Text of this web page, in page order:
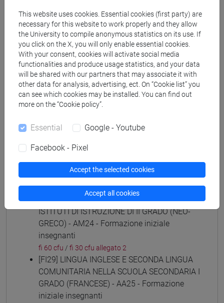
insegnanti
fi 60 cfu/ fi 30 cfu allegato 2
[FI25] LINGUE E CULTURE STRANIERE NEGLI
ISTITUTI DI ISTRUZIONE DI II GRADO
(PORTOGHESE) - AN24 - Formazione iniziale
insegnanti
fi 60 cfu /fi 30 cfu allegato 2
[FI26] LINGUA E CULTURA STRANIERA
insegnanti
[FI27] LINGUA E CULTURA STRANIERA
(ARABO) - AL24 - Formazione iniziale
insegnanti
fi 60 cfu/fi 30 cfu allegato 2
[FI28] LINGUE E CULTURE STRANIERE NEGLI
ISTITUTI DI ISTRUZIONE DI II GRADO (NEO-
GRECO) - AM24 - Formazione iniziale
insegnanti
fi 60 cfu / fi 30 cfu allegato 2
[FI29] LINGUA INGLESE E SECONDA LINGUA
COMUNITARIA NELLA SCUOLA SECONDARIA I
GRADO (FRANCESE) - AA25 - Formazione
iniziale insegnanti
This website uses cookies. Essential cookies (first party) are
necessary for this website to work properly and they allow
the University to compile anonymous statistics on its use. If
you click on the X, you will only enable essential cookies.
With your consent, cookies will activate social media
functionalities and produce usage statistics, and your data
will be shared with our partners that may associate it with
other data for analysis, advertising, ect. On “Cookie list” you
can see which cookies may be installed. You can find out
more on the “Cookie policy”.
Essential Google - Youtube
Facebook - Pixel
Accept the selected cookies
Accept all cookies